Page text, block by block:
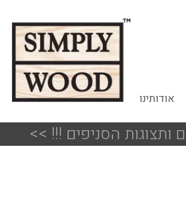
אודותינו
<<